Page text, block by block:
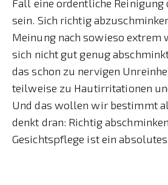
Fall eine ordentliche Reinigung
sein. Sich richtig
Meinung nach sowieso extrem
sich nicht gut genug
das schon zu nervigen
teilweise zu Hautirritationen
Und das wollen wir bestimmt
denkt dran: Richtig
Gesichtspflege ist ein